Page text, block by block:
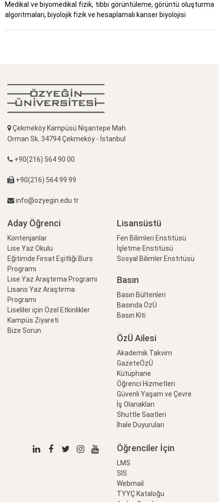
Medikal ve biyomedikal fizik, tıbbi görüntüleme, görüntü oluşturma
algoritmaları, biyolojik fizik ve hesaplamalı kanser biyolojisi
Çekmeköy Kampüsü Nişantepe Mah.
Orman Sk. 34794 Çekmeköy - İstanbul
+90(216) 564 90 00
+90(216) 564 99 99
info@ozyegin.edu.tr
Aday Öğrenci
Kontenjanlar
Lise Yaz Okulu
Eğitimde Fırsat Eşitliği Burs
Programı
Lise Yaz Araştırma Programı
Lisans Yaz Araştırma
Programı
Liseliler için Özel Etkinlikler
Kampüs Ziyareti
Bize Sorun
Lisansüstü
Fen Bilimleri Enstitüsü
İşletme Enstitüsü
Sosyal Bilimler Enstitüsü
Basın
Basın Bültenleri
Basında ÖzÜ
Basın Kiti
ÖzÜ Ailesi
Akademik Takvim
GazeteÖzÜ
Kütüphane
Öğrenci Hizmetleri
Güvenli Yaşam ve Çevre
İş Olanakları
Shuttle Saatleri
İhale Duyuruları
Öğrenciler İçin
LMS
SIS
Webmail
TYYÇ Kataloğu